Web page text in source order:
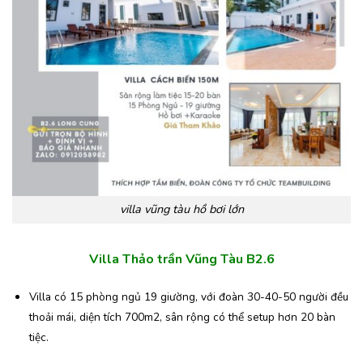
villa vũng tàu hồ bơi lớn
Villa Thảo trần Vũng Tàu B2.6
Villa có 15 phòng ngủ 19 giường, với đoàn 30-40-50 người đều
thoải mái, diện tích 700m2, sân rộng có thể setup hơn 20 bàn
tiệc.